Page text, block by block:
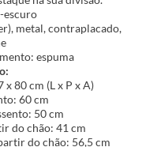
escuro
metal, contraplacado,
espuma
x 80 cm (L x P x A)
60 cm
50 cm
do chão: 41 cm
do chão: 56,5 cm